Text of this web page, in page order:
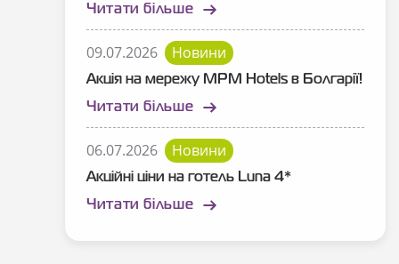
Читати більше
09.07.2026 Новини
Акція на мережу MPM Hotels в Болгарії!
Читати більше
06.07.2026 Новини
Акційні ціни на готель Luna 4*
Читати більше